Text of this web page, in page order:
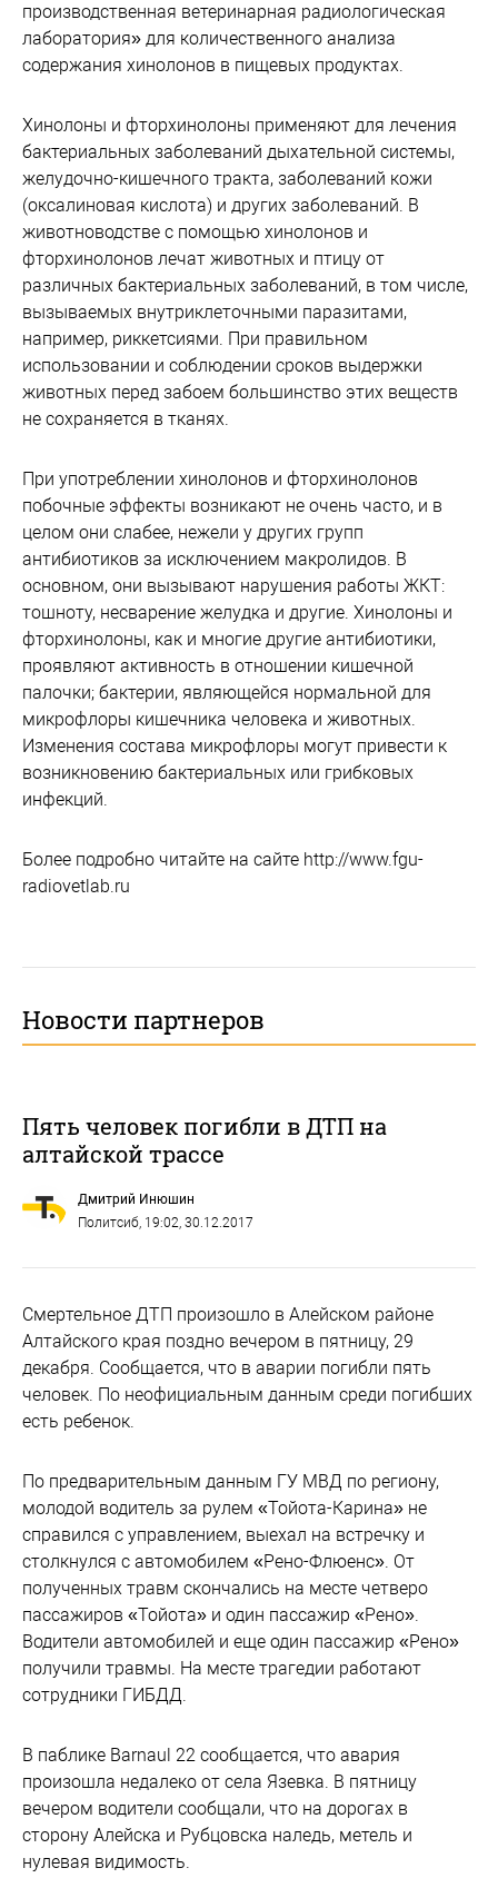
производственная ветеринарная радиологическая
лаборатория» для количественного анализа
содержания хинолонов в пищевых продуктах.
Хинолоны и фторхинолоны применяют для лечения
бактериальных заболеваний дыхательной системы,
желудочно-кишечного тракта, заболеваний кожи
(оксалиновая кислота) и других заболеваний. В
животноводстве с помощью хинолонов и
фторхинолонов лечат животных и птицу от
различных бактериальных заболеваний, в том числе,
вызываемых внутриклеточными паразитами,
например, риккетсиями. При правильном
использовании и соблюдении сроков выдержки
животных перед забоем большинство этих веществ
не сохраняется в тканях.
При употреблении хинолонов и фторхинолонов
побочные эффекты возникают не очень часто, и в
целом они слабее, нежели у других групп
антибиотиков за исключением макролидов. В
основном, они вызывают нарушения работы ЖКТ:
тошноту, несварение желудка и другие. Хинолоны и
фторхинолоны, как и многие другие антибиотики,
проявляют активность в отношении кишечной
палочки; бактерии, являющейся нормальной для
микрофлоры кишечника человека и животных.
Изменения состава микрофлоры могут привести к
возникновению бактериальных или грибковых
инфекций.
Более подробно читайте на сайте http://www.fgu-
radiovetlab.ru
Новости партнеров
Пять человек погибли в ДТП на
алтайской трассе
Дмитрий Инюшин
Политсиб, 19:02, 30.12.2017
Смертельное ДТП произошло в Алейском районе
Алтайского края поздно вечером в пятницу, 29
декабря. Сообщается, что в аварии погибли пять
человек. По неофициальным данным среди погибших
есть ребенок.
По предварительным данным ГУ МВД по региону,
молодой водитель за рулем «Тойота-Карина» не
справился с управлением, выехал на встречку и
столкнулся с автомобилем «Рено-Флюенс». От
полученных травм скончались на месте четверо
пассажиров «Тойота» и один пассажир «Рено».
Водители автомобилей и еще один пассажир «Рено»
получили травмы. На месте трагедии работают
сотрудники ГИБДД.
В паблике Barnaul 22 сообщается, что авария
произошла недалеко от села Язевка. В пятницу
вечером водители сообщали, что на дорогах в
сторону Алейска и Рубцовска наледь, метель и
нулевая видимость.